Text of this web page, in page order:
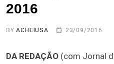
2016
BYACHEIUSA 23/09/2016
DA REDAÇÃO (com Jornal